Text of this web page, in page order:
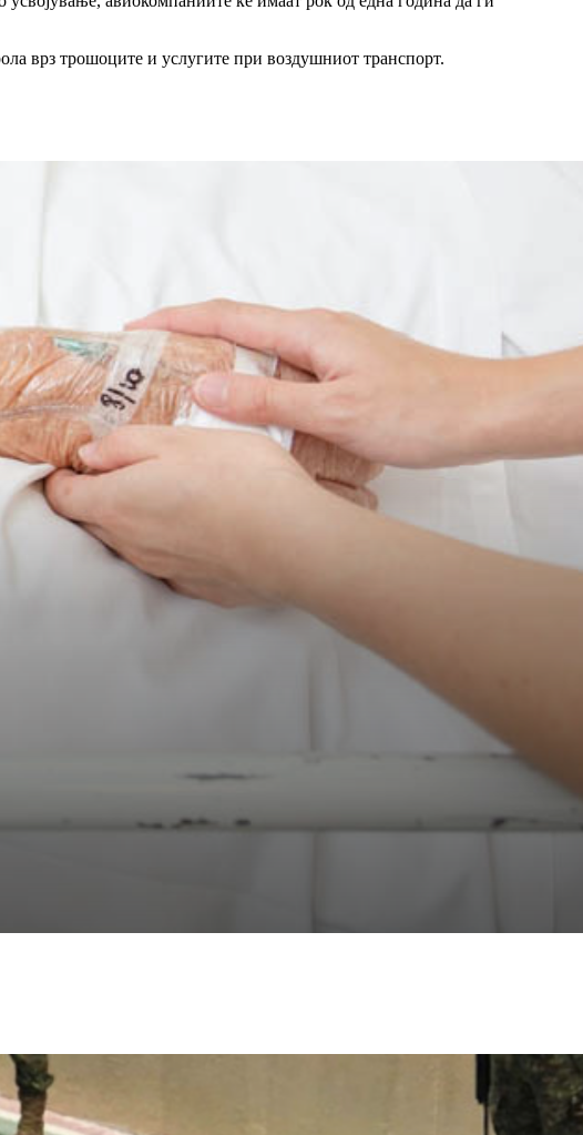
врз трошоците и услугите при воздушниот транспорт.